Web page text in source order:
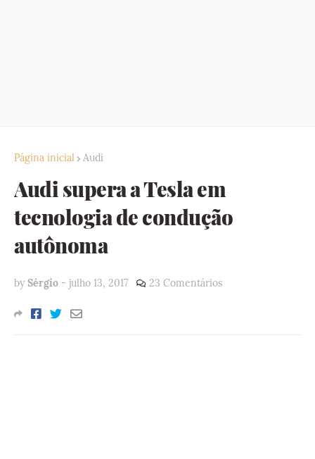
Página inicial Audi
Audi supera a Tesla em
tecnologia de condução
autônoma
by Sérgio - julho 13, 2017 23 Comentários